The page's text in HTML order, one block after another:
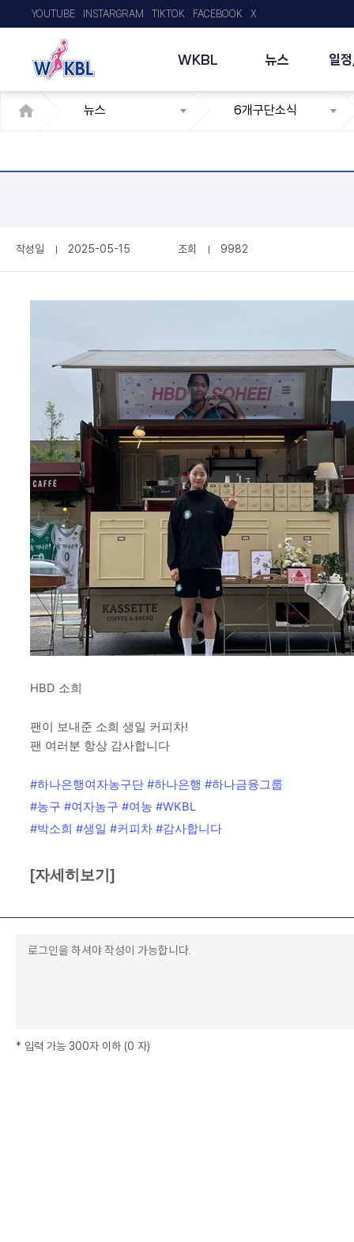
WKBL 뉴스 일
YOUTUBE INSTARGRAM TIKTOK FACEBOOK X
뉴스 6개구단소식
작성일 2025-05-15 조회 9982
HBD 소희
팬이 보내준 소희 생일 커피차!
팬 여러분 항상 감사합니다
#하나은행여자농구단 #하나은행 #하나금융그룹
#농구 #여자농구 #여농 #WKBL
#박소희 #생일 #커피차 #감사합니다
[자세히보기]
* 입력 가능 300자 이하 (0 자)